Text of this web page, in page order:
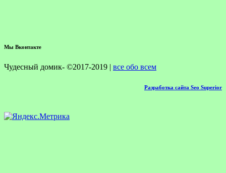
Мы Вконтакте
Чудесный домик- ©2017-2019 | все обо всем
Разработка сайта Seo Superior